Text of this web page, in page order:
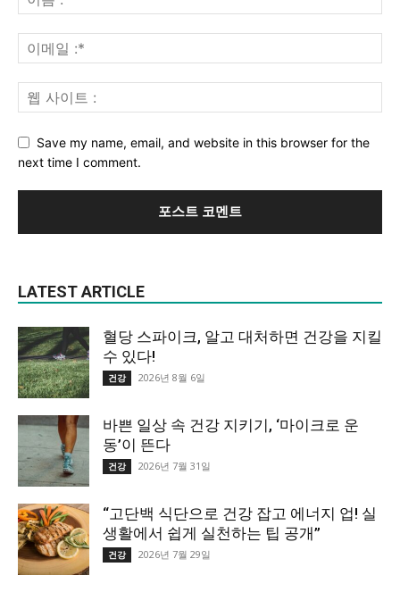
Save my name, email, and website in this browser for the
next time I comment.
LATEST ARTICLE
혈당 스파이크, 알고 대처하면 건강을 지킬
수 있다!
건강 2026년 8월 6일
바쁜 일상 속 건강 지키기, ‘마이크로 운
동’이 뜬다
건강 2026년 7월 31일
“고단백 식단으로 건강 잡고 에너지 업! 실
생활에서 쉽게 실천하는 팁 공개”
건강 2026년 7월 29일